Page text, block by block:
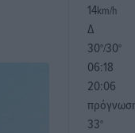
14km/h
Δ
30°/30°
06:18
20:06
33°